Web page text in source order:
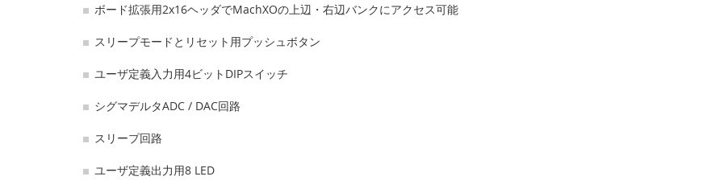
ボード拡張用2x16ヘッダでMachXOの上辺・右辺バンクにアクセス可能
スリープモードとリセット用プッシュボタン
ユーザ定義入力用4ビットDIPスイッチ
シグマデルタADC / DAC回路
スリープ回路
ユーザ定義出力用8 LED